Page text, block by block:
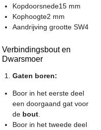
Kopdoorsnede15 mm
Kophoogte2 mm
Aandrijving grootte SW4
Verbindingsbout en
Dwarsmoer
Gaten boren:
Boor in het eerste deel
een doorgaand gat voor
de bout
Boor in het tweede deel